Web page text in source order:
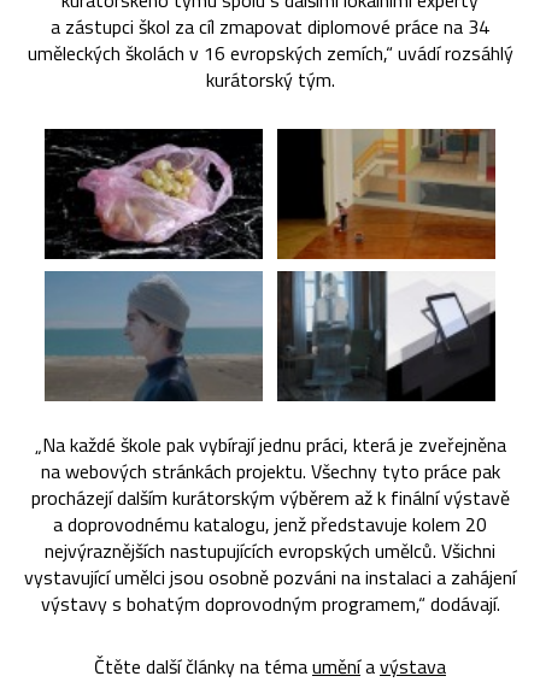
a zástupci škol za cíl zmapovat diplomové práce na 34
uměleckých školách v 16 evropských zemích,“ uvádí rozsáhlý
kurátorský tým.
„Na každé škole pak vybírají jednu práci, která je zveřejněna
na webových stránkách projektu. Všechny tyto práce pak
procházejí dalším kurátorským výběrem až k finální výstavě
a doprovodnému katalogu, jenž představuje kolem 20
nejvýraznějších nastupujících evropských umělců. Všichni
vystavující umělci jsou osobně pozváni na instalaci a zahájení
výstavy s bohatým doprovodným programem,“ dodávají.
Čtěte další články na témauměníavýstava